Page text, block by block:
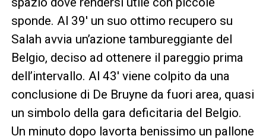
sponde. Al 39′ un suo ottimo recupero su
Salah avvia un’azione tambureggiante del
Belgio, deciso ad ottenere il pareggio prima
dell’intervallo. Al 43′ viene colpito da una
conclusione di De Bruyne da fuori area, quasi
un simbolo della gara deficitaria del Belgio.
Un minuto dopo lavorta benissimo un pallone